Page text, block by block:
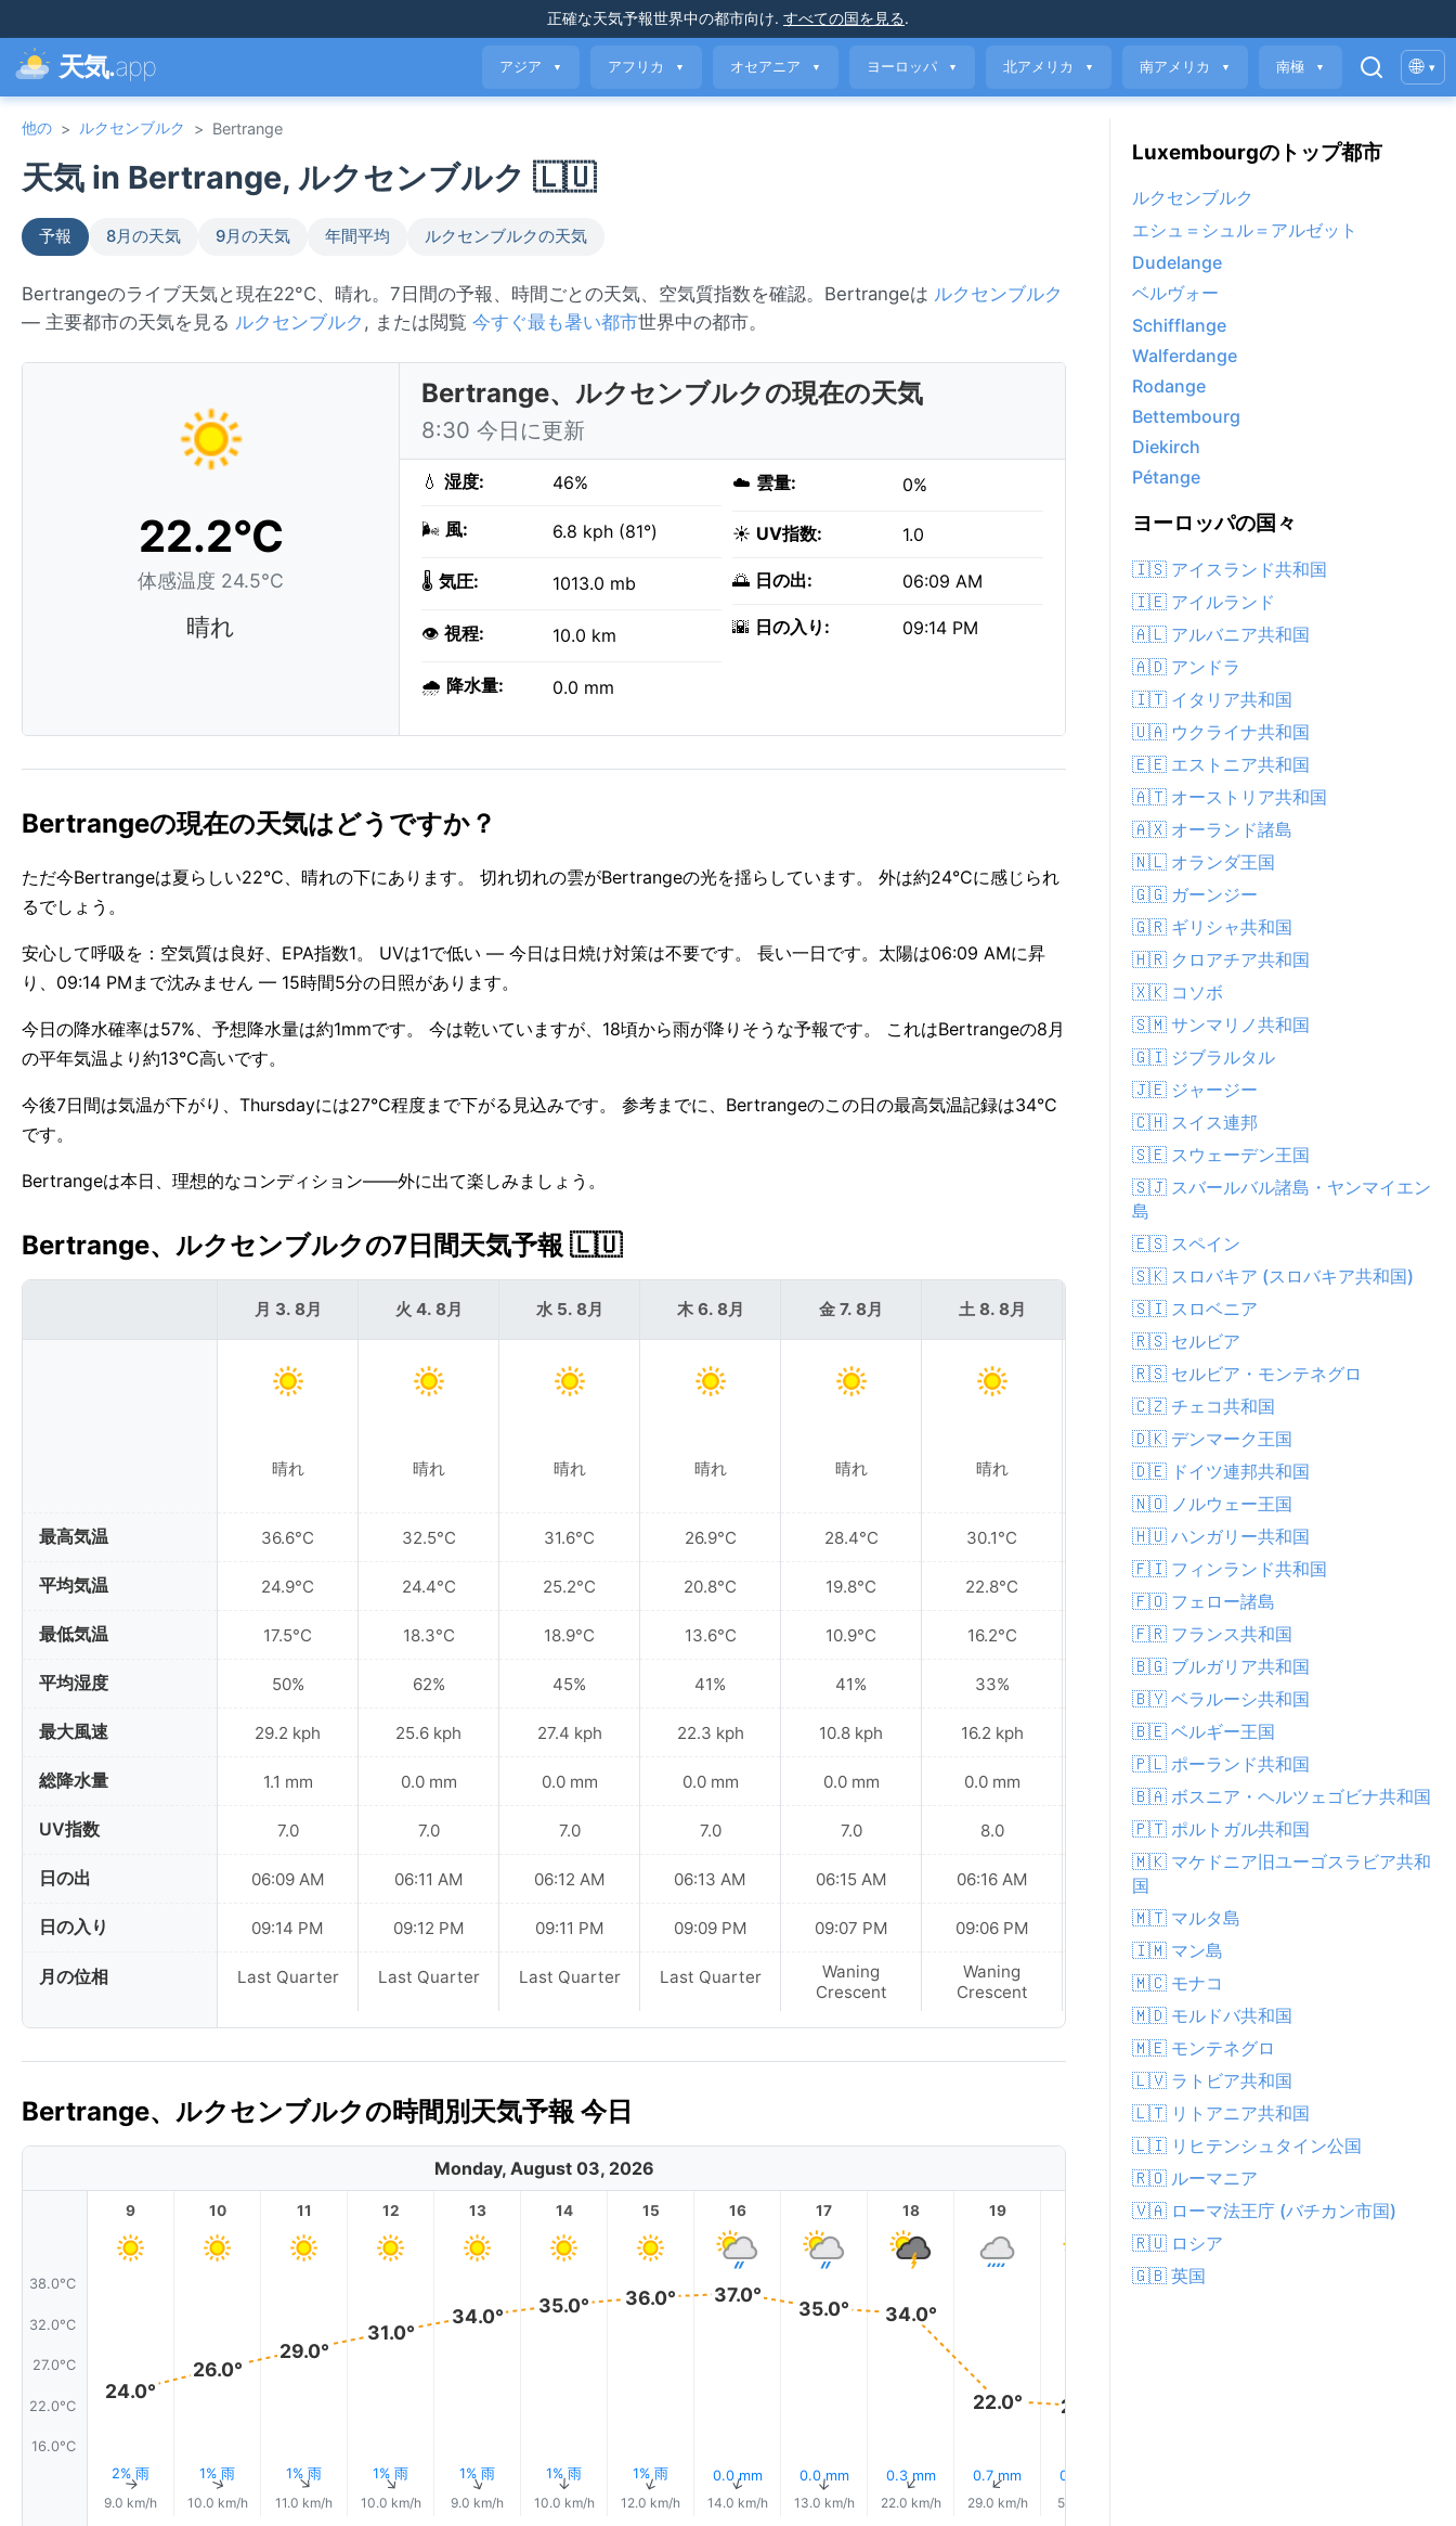
正確な天気予報世界中の都市向け. すべての国を見る.
天気.app アジア ▼ アフリカ ▼ オセアニア ▼ ヨーロッパ ▼ 北アメリカ ▼ 南アメリカ ▼ 南極 ▼ 🌐 ▾
他の > ルクセンブルク > Bertrange
天気 in Bertrange, ルクセンブルク 🇱🇺
予報 8月の天気 9月の天気 年間平均 ルクセンブルクの天気
Bertrangeのライブ天気と現在22°C、晴れ。7日間の予報、時間ごとの天気、空気質指数を確認。Bertrangeは ルクセンブルク
— 主要都市の天気を見る ルクセンブルク , または閲覧 今すぐ最も暑い都市世界中の都市。
22.2°C
体感温度 24.5°C
晴れ
Bertrange、ルクセンブルクの現在の天気
8:30 今日に更新
💧 湿度: 46%
🌬️ 風: 6.8 kph (81°)
🌡️ 気圧: 1013.0 mb
👁️ 視程: 10.0 km
🌧️ 降水量: 0.0 mm
☁️ 雲量: 0%
☀️ UV指数: 1.0
🌅 日の出: 06:09 AM
🌇 日の入り: 09:14 PM
Bertrangeの現在の天気はどうですか？
ただ今Bertrangeは夏らしい22°C、晴れの下にあります。 切れ切れの雲がBertrangeの光を揺らしています。 外は約24°Cに感じられ
るでしょう。
安心して呼吸を：空気質は良好、EPA指数1。 UVは1で低い — 今日は日焼け対策は不要です。 長い一日です。太陽は06:09 AMに昇
り、09:14 PMまで沈みません — 15時間5分の日照があります。
今日の降水確率は57%、予想降水量は約1mmです。 今は乾いていますが、18頃から雨が降りそうな予報です。 これはBertrangeの8月
の平年気温より約13°C高いです。
今後7日間は気温が下がり、Thursdayには27°C程度まで下がる見込みです。 参考までに、Bertrangeのこの日の最高気温記録は34°C
です。
Bertrangeは本日、理想的なコンディション——外に出て楽しみましょう。
Bertrange、ルクセンブルクの7日間天気予報 🇱🇺
最高気温
平均気温
最低気温
平均湿度
最大風速
総降水量
UV指数
日の出
日の入り
月の位相
月 3. 8月
晴れ
36.6°C
24.9°C
17.5°C
50%
29.2 kph
1.1 mm
7.0
06:09 AM
09:14 PM
Last Quarter
火 4. 8月
晴れ
32.5°C
24.4°C
18.3°C
62%
25.6 kph
0.0 mm
7.0
06:11 AM
09:12 PM
Last Quarter
水 5. 8月
晴れ
31.6°C
25.2°C
18.9°C
45%
27.4 kph
0.0 mm
7.0
06:12 AM
09:11 PM
Last Quarter
木 6. 8月
晴れ
26.9°C
20.8°C
13.6°C
41%
22.3 kph
0.0 mm
7.0
06:13 AM
09:09 PM
Last Quarter
金 7. 8月
晴れ
28.4°C
19.8°C
10.9°C
41%
10.8 kph
0.0 mm
7.0
06:15 AM
09:07 PM
Waning
Crescent
土 8. 8月
晴れ
30.1°C
22.8°C
16.2°C
33%
16.2 kph
0.0 mm
8.0
06:16 AM
09:06 PM
Waning
Crescent
日 9. 8月
晴れ
30.8°C
13.7°C
18.7 kph
8.0
06:18 AM
09:04 PM
Waning
Crescent
Bertrange、ルクセンブルクの時間別天気予報 今日
Monday, August 03, 2026
38.0°C
32.0°C
27.0°C
22.0°C
16.0°C
9
24.0°
2% 雨
↑
9.0 km/h
10
26.0°
1% 雨
↑
10.0 km/h
11
29.0°
1% 雨
↑
11.0 km/h
12
31.0°
1% 雨
↑
10.0 km/h
13
34.0°
1% 雨
↑
9.0 km/h
14
35.0°
1% 雨
↑
10.0 km/h
15
36.0°
1% 雨
↑
12.0 km/h
16
37.0°
0.0 mm
↑
14.0 km/h
17
35.0°
0.0 mm
↑
13.0 km/h
18
34.0°
0.3 mm
↑
22.0 km/h
19
22.0°
0.7 mm
↑
29.0 km/h
21.0°
0.0 mm
5.0 km/h
21 22 23
Luxembourgのトップ都市
ルクセンブルク
エシュ＝シュル＝アルゼット
Dudelange
ベルヴォー
Schifflange
Walferdange
Rodange
Bettembourg
Diekirch
Pétange
ヨーロッパの国々
🇮🇸 アイスランド共和国
🇮🇪 アイルランド
🇦🇱 アルバニア共和国
🇦🇩 アンドラ
🇮🇹 イタリア共和国
🇺🇦 ウクライナ共和国
🇪🇪 エストニア共和国
🇦🇹 オーストリア共和国
🇦🇽 オーランド諸島
🇳🇱 オランダ王国
🇬🇬 ガーンジー
🇬🇷 ギリシャ共和国
🇭🇷 クロアチア共和国
🇽🇰 コソボ
🇸🇲 サンマリノ共和国
🇬🇮 ジブラルタル
🇯🇪 ジャージー
🇨🇭 スイス連邦
🇸🇪 スウェーデン王国
🇸🇯 スバールバル諸島・ヤンマイエン
島
🇪🇸 スペイン
🇸🇰 スロバキア (スロバキア共和国)
🇸🇮 スロベニア
🇷🇸 セルビア
🇷🇸 セルビア・モンテネグロ
🇨🇿 チェコ共和国
🇩🇰 デンマーク王国
🇩🇪 ドイツ連邦共和国
🇳🇴 ノルウェー王国
🇭🇺 ハンガリー共和国
🇫🇮 フィンランド共和国
🇫🇴 フェロー諸島
🇫🇷 フランス共和国
🇧🇬 ブルガリア共和国
🇧🇾 ベラルーシ共和国
🇧🇪 ベルギー王国
🇵🇱 ポーランド共和国
🇧🇦 ボスニア・ヘルツェゴビナ共和国
🇵🇹 ポルトガル共和国
🇲🇰 マケドニア旧ユーゴスラビア共和
国
🇲🇹 マルタ島
🇮🇲 マン島
🇲🇨 モナコ
🇲🇩 モルドバ共和国
🇲🇪 モンテネグロ
🇱🇻 ラトビア共和国
🇱🇹 リトアニア共和国
🇱🇮 リヒテンシュタイン公国
🇷🇴 ルーマニア
🇻🇦 ローマ法王庁 (バチカン市国)
🇷🇺 ロシア
🇬🇧 英国